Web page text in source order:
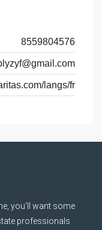
8559804576
langs/fr
you’ll want some
professionals